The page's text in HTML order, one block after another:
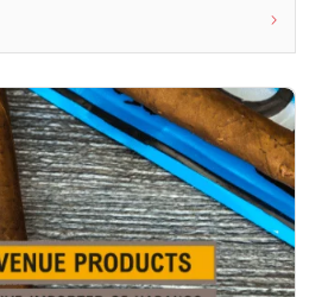
Giraud C’est d’ordinaire la plus